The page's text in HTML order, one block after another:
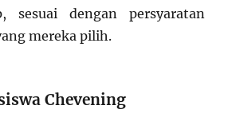
sesuai dengan persyaratan
mereka pilih.
Chevening